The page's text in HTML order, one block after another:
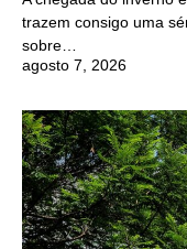
trazem consigo uma
sobre…
agosto 7, 2026